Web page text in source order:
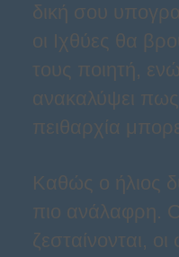
δική σου
οι Ιχθύες θα
τους ποιητή,
ανακαλύψει
πειθαρχία
Καθώς ο ήλιος
πιο ανάλαφρη.
ζεσταίνονται, οι